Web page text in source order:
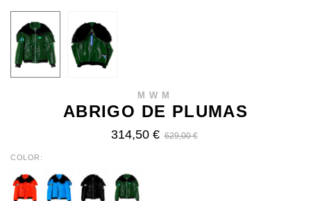
MWM
ABRIGO DE PLUMAS
314,50 € 629,00 €
COLOR